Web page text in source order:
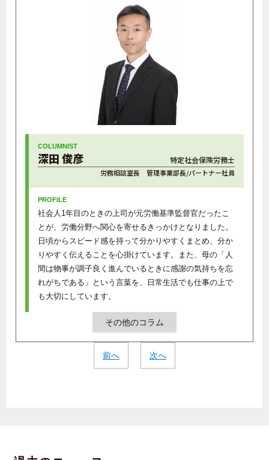
深田 俊彦 特定社会保険労務士
労務相談室長 管理事業部長/パートナー社員
社会人1年目のときの上司が元労働基準監督官だったこ
とが、労働分野へ関心を寄せるきっかけとなりました。
日頃からスピード感を持って分かりやすくまとめ、分か
りやすく伝えることを心掛けています。また、母の「人
間は物事が調子良く進んでいるときに感謝の気持ちを忘
れがちである」という言葉を、日常生活でも仕事の上で
も大切にしています。
その他のコラム
前へ 次へ